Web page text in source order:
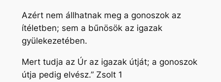
Azért nem állhatnak meg a gonoszok az
ítéletben; sem a bűnösök az igazak
gyülekezetében.
Mert tudja az Úr az igazak útját; a gonoszok
útja pedig elvész.” Zsolt 1